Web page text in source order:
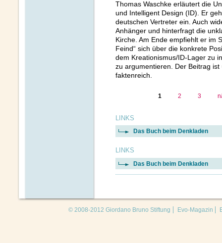
Thomas Waschke erläutert die
und Intelligent Design (ID). Er
deutschen Vertreter ein. Auch
Anhänger und hinterfragt die
Kirche. Am Ende empfiehlt er im
Feind“ sich über die konkrete
dem Kreationismus/ID-Lager zu
zu argumentieren. Der Beitrag
faktenreich.
1 2 3
LINKS
Das Buch beim Denkladen
LINKS
Das Buch beim Denkladen
© 2008-2012 Giordano Bruno Stiftung Evo-Magazin